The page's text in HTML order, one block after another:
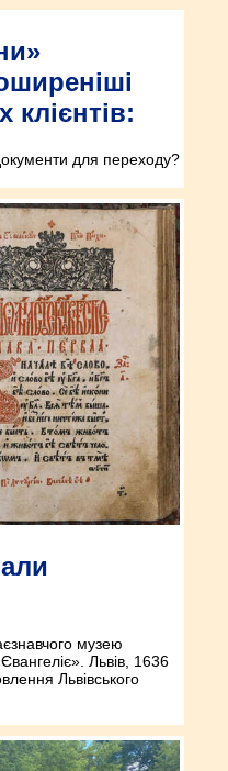
клієнтів:
для переходу?
музею
Львів, 1636
Львівського